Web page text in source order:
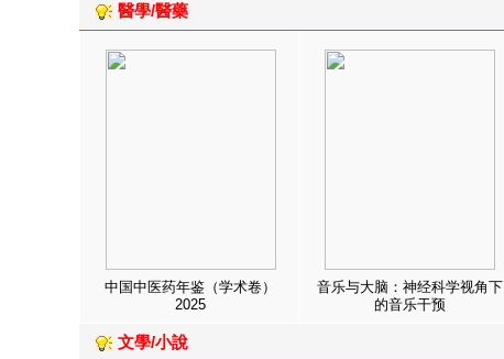
醫學/醫藥
中国中医药年鉴（学术卷）
2025
音乐与大脑：神经科学视角下
的音乐干预
文學/小說